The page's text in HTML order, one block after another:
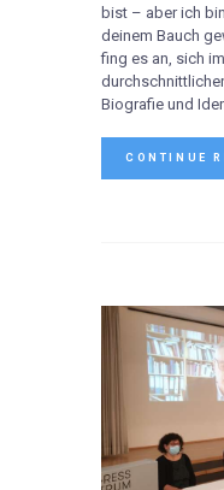
bist – aber ich
deinem Bauch
fing es an, sich
Biografie und
CONTINUE